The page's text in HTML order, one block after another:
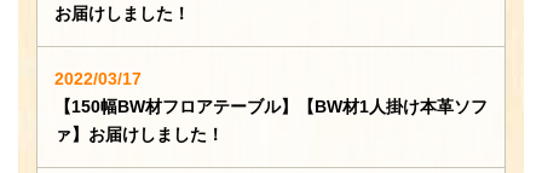
お届けしました！
2022/03/17
【150幅BW材フロアテーブル】【BW材1人掛け本革ソフ
ァ】お届けしました！